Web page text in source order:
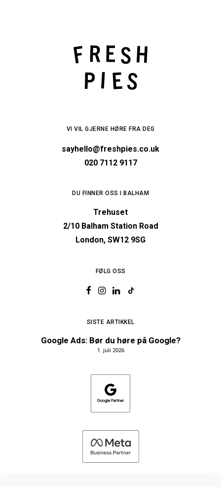
VI VIL GJERNE HØRE FRA DEG
sayhello@freshpies.co.uk
020 7112 9117
DU FINNER OSS I BALHAM
Trehuset
2/10 Balham Station Road
London, SW12 9SG
FØLG OSS
SISTE ARTIKKEL
Google Ads: Bør du høre på Google?
1. juli 2026